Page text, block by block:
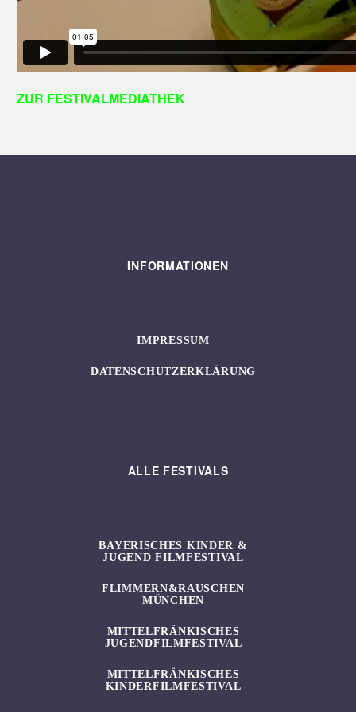
ZUR FESTIVALMEDIATHEK
INFORMATIONEN
IMPRESSUM
DATENSCHUTZERKLÄRUNG
ALLE FESTIVALS
BAYERISCHES KINDER &
JUGEND FILMFESTIVAL
FLIMMERN&RAUSCHEN
MÜNCHEN
MITTELFRÄNKISCHES
JUGENDFILMFESTIVAL
MITTELFRÄNKISCHES
KINDERFILMFESTIVAL